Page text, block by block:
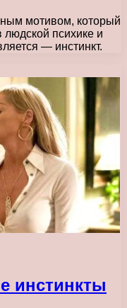
мотивом, который
людской психике и
— инстинкт.
инстинкты